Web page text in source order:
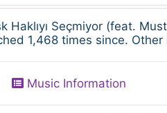
Haklıyı Seçmiyor (feat.
1,468 times since.
Music Information